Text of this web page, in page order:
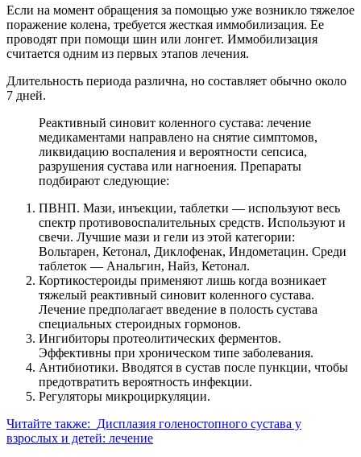
Если на момент обращения за помощью уже возникло тяжелое
поражение колена, требуется жесткая иммобилизация. Ее
проводят при помощи шин или лонгет. Иммобилизация
считается одним из первых этапов лечения.
Длительность периода различна, но составляет обычно около
7 дней.
Реактивный синовит коленного сустава: лечение
медикаментами направлено на снятие симптомов,
ликвидацию воспаления и вероятности сепсиса,
разрушения сустава или нагноения. Препараты
подбирают следующие:
ПВНП. Мази, инъекции, таблетки — используют весь
спектр противовоспалительных средств. Используют и
свечи. Лучшие мази и гели из этой категории:
Вольтарен, Кетонал, Диклофенак, Индометацин. Среди
таблеток — Анальгин, Найз, Кетонал.
Кортикостероиды применяют лишь когда возникает
тяжелый реактивный синовит коленного сустава.
Лечение предполагает введение в полость сустава
специальных стероидных гормонов.
Ингибиторы протеолитических ферментов.
Эффективны при хроническом типе заболевания.
Антибиотики. Вводятся в сустав после пункции, чтобы
предотвратить вероятность инфекции.
Регуляторы микроциркуляции.
Читайте также: Дисплазия голеностопного сустава у
взрослых и детей: лечение